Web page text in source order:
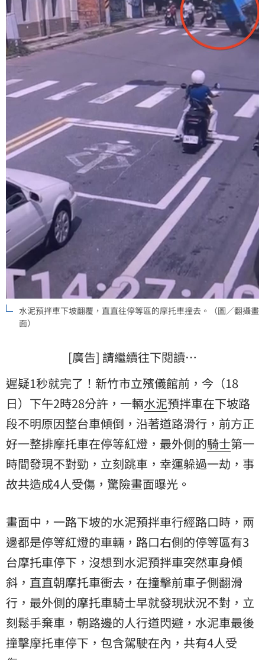
水泥預拌車下坡翻覆，直直往停等區的摩托車撞去。（圖／翻攝畫
面）
[廣告] 請繼續往下閱讀…
遲疑1秒就完了！新竹市立殯儀館前，今（18
日）下午2時28分許，一輛水泥預拌車在下坡路
段不明原因整台車傾倒，沿著道路滑行，前方正
好一整排摩托車在停等紅燈，最外側的騎士第一
時間發現不對勁，立刻跳車，幸運躲過一劫，事
故共造成4人受傷，驚險畫面曝光。
畫面中，一路下坡的水泥預拌車行經路口時，兩
邊都是停等紅燈的車輛，路口右側的停等區有3
台摩托車停下，沒想到水泥預拌車突然車身傾
斜，直直朝摩托車衝去，在撞擊前車子側翻滑
行，最外側的摩托車騎士早就發現狀況不對，立
刻鬆手棄車，朝路邊的人行道閃避，水泥車最後
撞擊摩托車停下，包含駕駛在內，共有4人受